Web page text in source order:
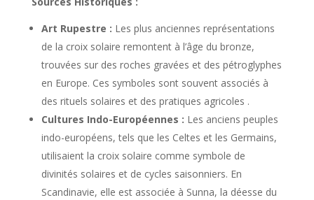
Art Rupestre : Les plus anciennes représentations
de la croix solaire remontent à l’âge du bronze,
trouvées sur des roches gravées et des pétroglyphes
en Europe. Ces symboles sont souvent associés à
des rituels solaires et des pratiques agricoles .
Cultures Indo-Européennes : Les anciens peuples
indo-européens, tels que les Celtes et les Germains,
utilisaient la croix solaire comme symbole de
divinités solaires et de cycles saisonniers. En
Scandinavie, elle est associée à Sunna, la déesse du